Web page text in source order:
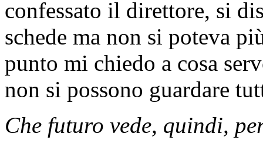
confessato il direttore, si
schede ma non si poteva
punto mi chiedo a cosa
non si possono guardare
Che futuro vede, quindi,